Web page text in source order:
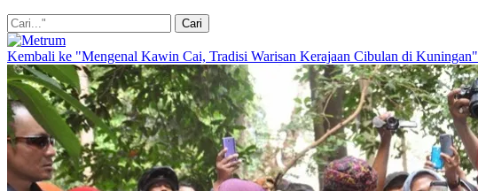
Kembali ke "Mengenal Kawin Cai, Tradisi Warisan Kerajaan Cibulan di Kuningan"